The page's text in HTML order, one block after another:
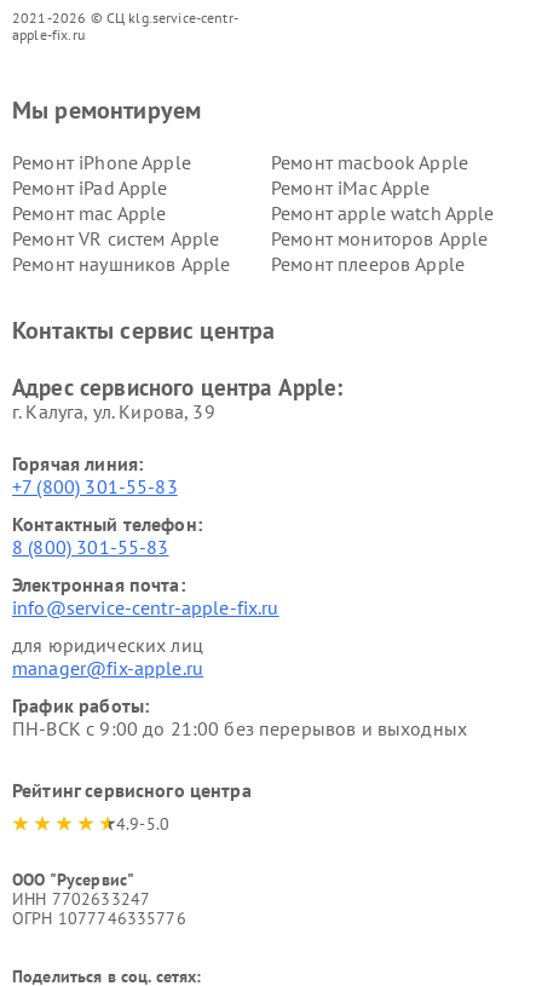
2021-2026 © СЦ klg.service-centr-
apple-fix.ru
Мы ремонтируем
Ремонт iPhone Apple
Ремонт macbook Apple
Ремонт iPad Apple
Ремонт iMac Apple
Ремонт mac Apple
Ремонт apple watch Apple
Ремонт VR систем Apple
Ремонт мониторов Apple
Ремонт наушников Apple
Ремонт плееров Apple
Контакты сервис центра
Адрес сервисного центра Apple:
г. Калуга, ул. Кирова, 39
Горячая линия:
+7 (800) 301-55-83
Контактный телефон:
8 (800) 301-55-83
Электронная почта:
info@service-centr-apple-fix.ru
для юридических лиц
manager@fix-apple.ru
График работы:
ПН-ВСК с 9:00 до 21:00 без перерывов и выходных
Рейтинг сервисного центра
4.9-5.0
ООО "Русервис"
ИНН 7702633247
ОГРН 1077746335776
Поделиться в соц. сетях: